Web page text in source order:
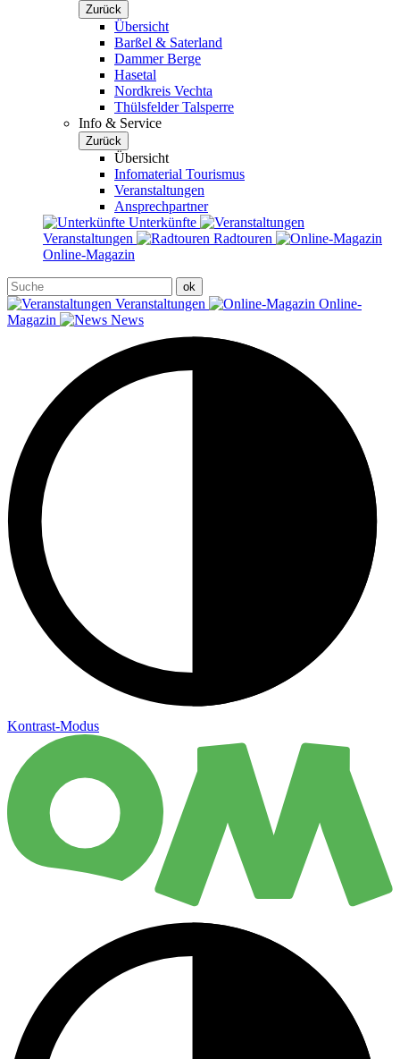
Zurück
Übersicht
Barßel & Saterland
Dammer Berge
Hasetal
Nordkreis Vechta
Thülsfelder Talsperre
Info & Service
Zurück
Übersicht
Infomaterial Tourismus
Veranstaltungen
Ansprechpartner
Unterkünfte
Veranstaltungen
Radtouren
Online-Magazin
Veranstaltungen
Online-
Magazin
News
Kontrast-Modus